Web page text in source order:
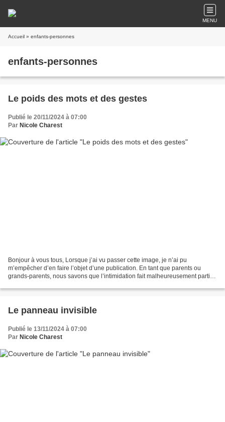
MENU
Accueil » enfants-personnes
enfants-personnes
Le poids des mots et des gestes
Publié le 20/11/2024 à 07:00
Par Nicole Charest
Bonjour à vous tous, Lorsque j’ai vu passer cette image, je n’ai pu
m’empêcher d’en faire l’objet d’une publication. En tant que parents ou
grands-parents, nous savons que l’intimidation fait malheureusement partie
Le panneau invisible
Publié le 13/11/2024 à 07:00
Par Nicole Charest